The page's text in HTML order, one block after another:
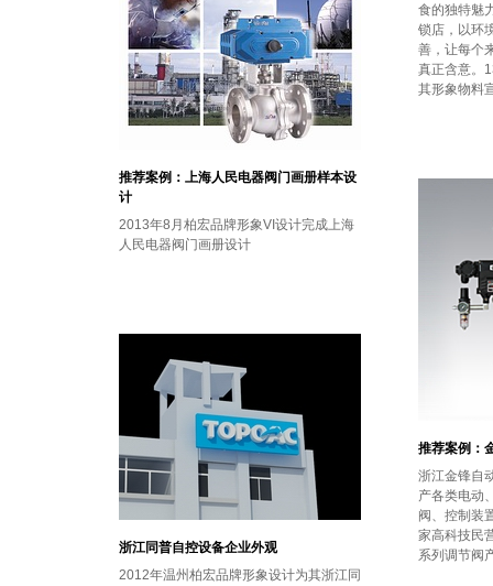
食的独特魅
锁店，以环
善，让每个
真正含意。
其形象物料
推荐案例：上海人民电器阀门画册样本设
计
2013年8月柏宏品牌形象VI设计完成上海
人民电器阀门画册设计
推荐案例：
浙江金锋自
产各类电动
阀、控制装
家高科技民
系列调节阀
浙江同普自控设备企业外观
2012年温州柏宏品牌形象设计为其浙江同